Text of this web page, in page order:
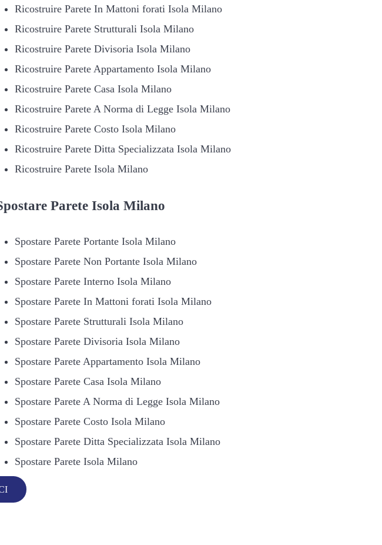
Ricostruire Parete In Mattoni forati Isola Milano
Ricostruire Parete Strutturali Isola Milano
Ricostruire Parete Divisoria Isola Milano
Ricostruire Parete Appartamento Isola Milano
Ricostruire Parete Casa Isola Milano
Ricostruire Parete A Norma di Legge Isola Milano
Ricostruire Parete Costo Isola Milano
Ricostruire Parete Ditta Specializzata Isola Milano
Ricostruire Parete Isola Milano
Parete Isola Milano
Spostare Parete Portante Isola Milano
Spostare Parete Non Portante Isola Milano
Spostare Parete Interno Isola Milano
Spostare Parete In Mattoni forati Isola Milano
Spostare Parete Strutturali Isola Milano
Spostare Parete Divisoria Isola Milano
Spostare Parete Appartamento Isola Milano
Spostare Parete Casa Isola Milano
Spostare Parete A Norma di Legge Isola Milano
Spostare Parete Costo Isola Milano
Spostare Parete Ditta Specializzata Isola Milano
Spostare Parete Isola Milano